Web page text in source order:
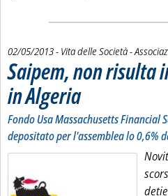
02/05/2013- Vita delle Società -
Saipem, non risulta
in Algeria. Sottotitolo: Fondo Usa
. Pubblicata giovedì 02
Fondo Usa Massachusetts Financial
depositato per l'assemblea lo 0,6%